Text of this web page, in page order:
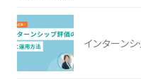
インターン